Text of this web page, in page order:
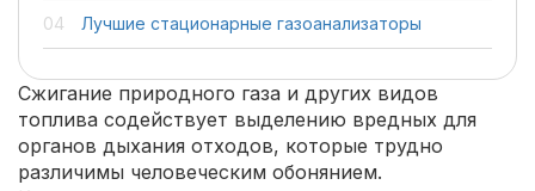
Лучшие стационарные газоанализаторы
Сжигание природного газа и других видов
топлива содействует выделению вредных для
органов дыхания отходов, которые трудно
различимы человеческим обонянием.